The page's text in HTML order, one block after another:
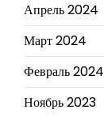
Апрель 2024
Март 2024
Февраль 2024
Ноябрь 2023